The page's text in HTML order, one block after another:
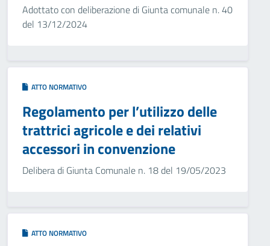
Adottato con deliberazione di Giunta comunale n. 40
del 13/12/2024
ATTO NORMATIVO
Regolamento per l’utilizzo delle
trattrici agricole e dei relativi
accessori in convenzione
Delibera di Giunta Comunale n. 18 del 19/05/2023
ATTO NORMATIVO